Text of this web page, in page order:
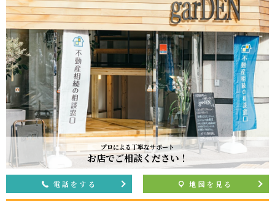
プロによる丁寧なサポート
お店でご相談ください！
電話をする 地図を見る